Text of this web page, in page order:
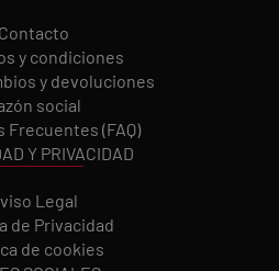
Contacto
y condiciones
y devoluciones
social
Frecuentes (FAQ)
Y PRIVACIDAD
Legal
de Privacidad
de cookies